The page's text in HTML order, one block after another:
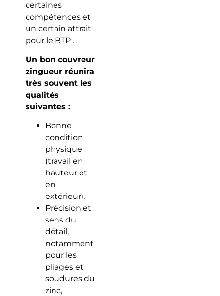
certaines
compétences et
un certain attrait
pour le BTP .
Un bon couvreur
zingueur réunira
très souvent les
qualités
suivantes :
Bonne
condition
physique
(travail en
hauteur et
en
extérieur),
Précision et
sens du
détail,
notamment
pour les
pliages et
soudures du
zinc,